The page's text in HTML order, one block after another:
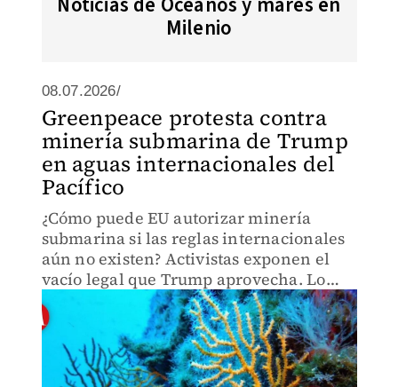
Milenio
08.07.2026/
Greenpeace protesta contra
minería submarina de Trump
en aguas internacionales del
Pacífico
¿Cómo puede EU autorizar minería
submarina si las reglas internacionales
aún no existen? Activistas exponen el
vacío legal que Trump aprovecha. Lo
que nadie regula, nadie puede detener.
Descubre el agujero en la gobernanza
oceánica